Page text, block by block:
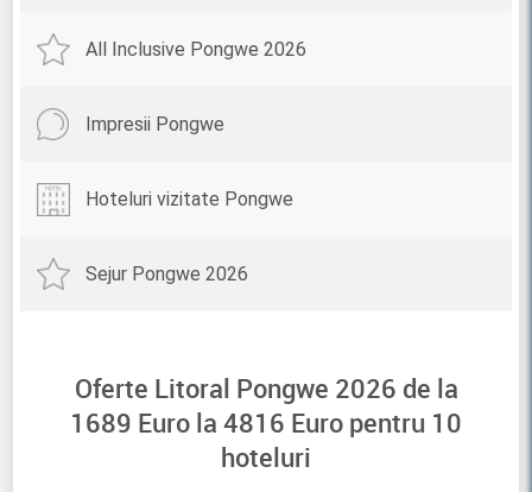
All Inclusive Pongwe 2026
Impresii Pongwe
Hoteluri vizitate Pongwe
Sejur Pongwe 2026
Oferte Litoral Pongwe 2026 de la
1689 Euro la 4816 Euro pentru 10
hoteluri